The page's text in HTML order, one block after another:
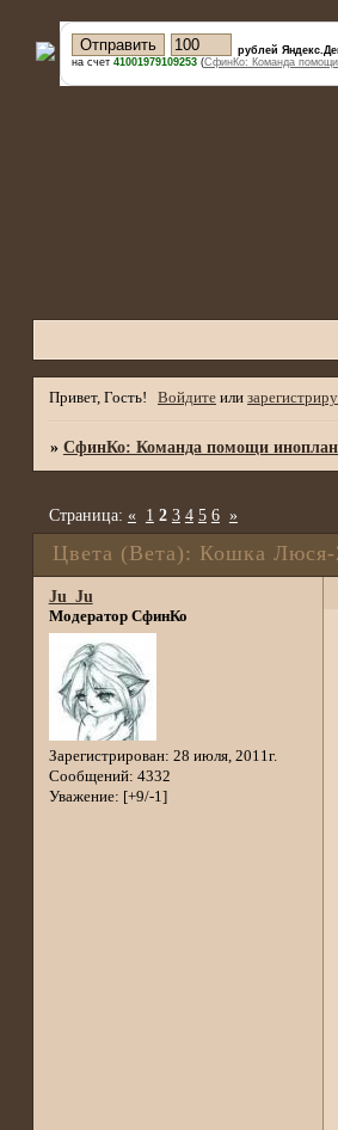
рублей
на счет 41001979109253(СфинКо: Команда
Привет, Гость! Войдите или
» СфинКо: Команда помощи
Цвета (Вета): Кошка
Страница: « 1 2 3 4 5 6 »
Ju_Ju
Модератор СфинКо
Зарегистрирован: 28 июля, 2011г.
Сообщений: 4332
Уважение: [+9/-1]